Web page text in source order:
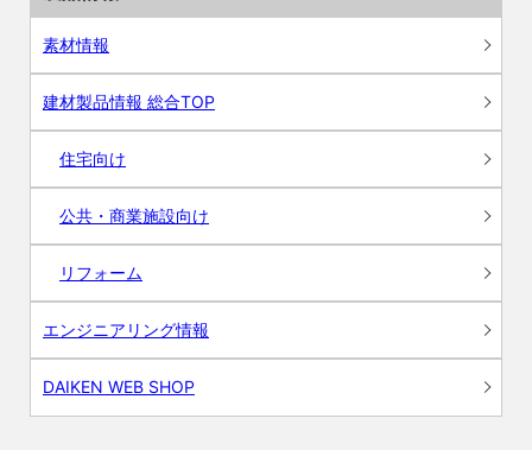
素材情報
建材製品情報 総合TOP
住宅向け
公共・商業施設向け
リフォーム
エンジニアリング情報
DAIKEN WEB SHOP